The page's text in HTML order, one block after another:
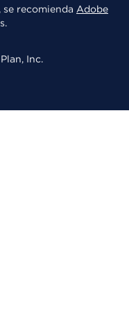
recomienda Adobe
Inc.